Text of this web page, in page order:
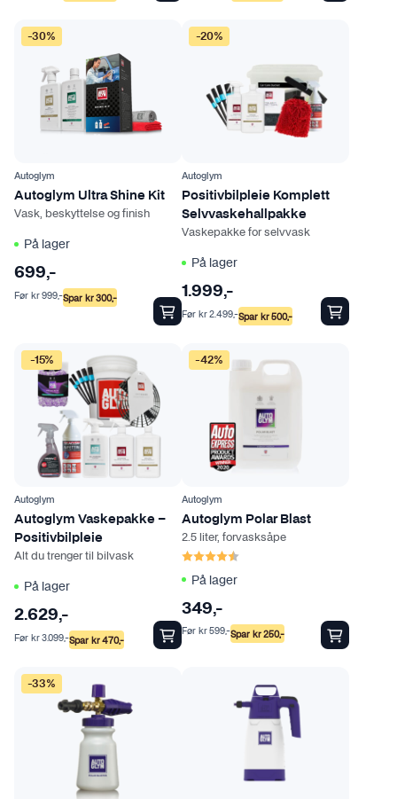
-30%
Autoglym
Autoglym Ultra Shine Kit
Vask, beskyttelse og finish
På lager
699,-
Spar kr300,-
Før kr999,-
-20%
Autoglym
Positivbilpleie Komplett
Selvvaskehallpakke
Vaskepakke for selvvask
På lager
1.999,-
Spar kr500,-
Før kr2.499,-
-15%
Autoglym
Autoglym Vaskepakke –
Positivbilpleie
Alt du trenger til bilvask
På lager
2.629,-
Spar kr470,-
Før kr3.099,-
-42%
Autoglym
Autoglym Polar Blast
2.5 liter, forvasksåpe
Karakter:
På lager
349,-
Spar kr250,-
Før kr599,-
-33%